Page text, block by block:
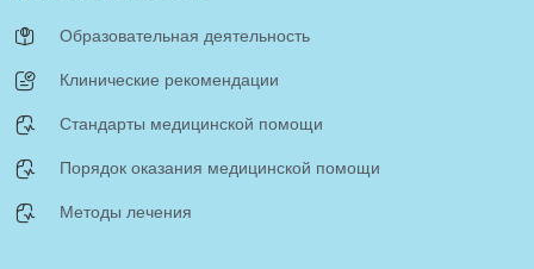
Образовательная деятельность
Клинические рекомендации
Стандарты медицинской помощи
Порядок оказания медицинской помощи
Методы лечения